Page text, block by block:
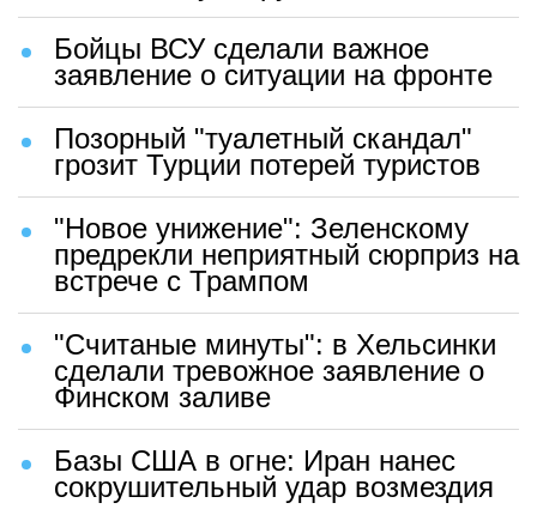
Бойцы ВСУ сделали важное
заявление о ситуации на фронте
Позорный "туалетный скандал"
грозит Турции потерей туристов
"Новое унижение": Зеленскому
предрекли неприятный сюрприз на
встрече с Трампом
"Считаные минуты": в Хельсинки
сделали тревожное заявление о
Финском заливе
Базы США в огне: Иран нанес
сокрушительный удар возмездия